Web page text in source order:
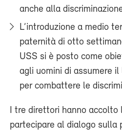
anche alla
L’introduzione a medio
paternità di otto
USS si è posto come
agli uomini di assumere
per combattere le
I tre direttori hanno
partecipare al dialogo sulla